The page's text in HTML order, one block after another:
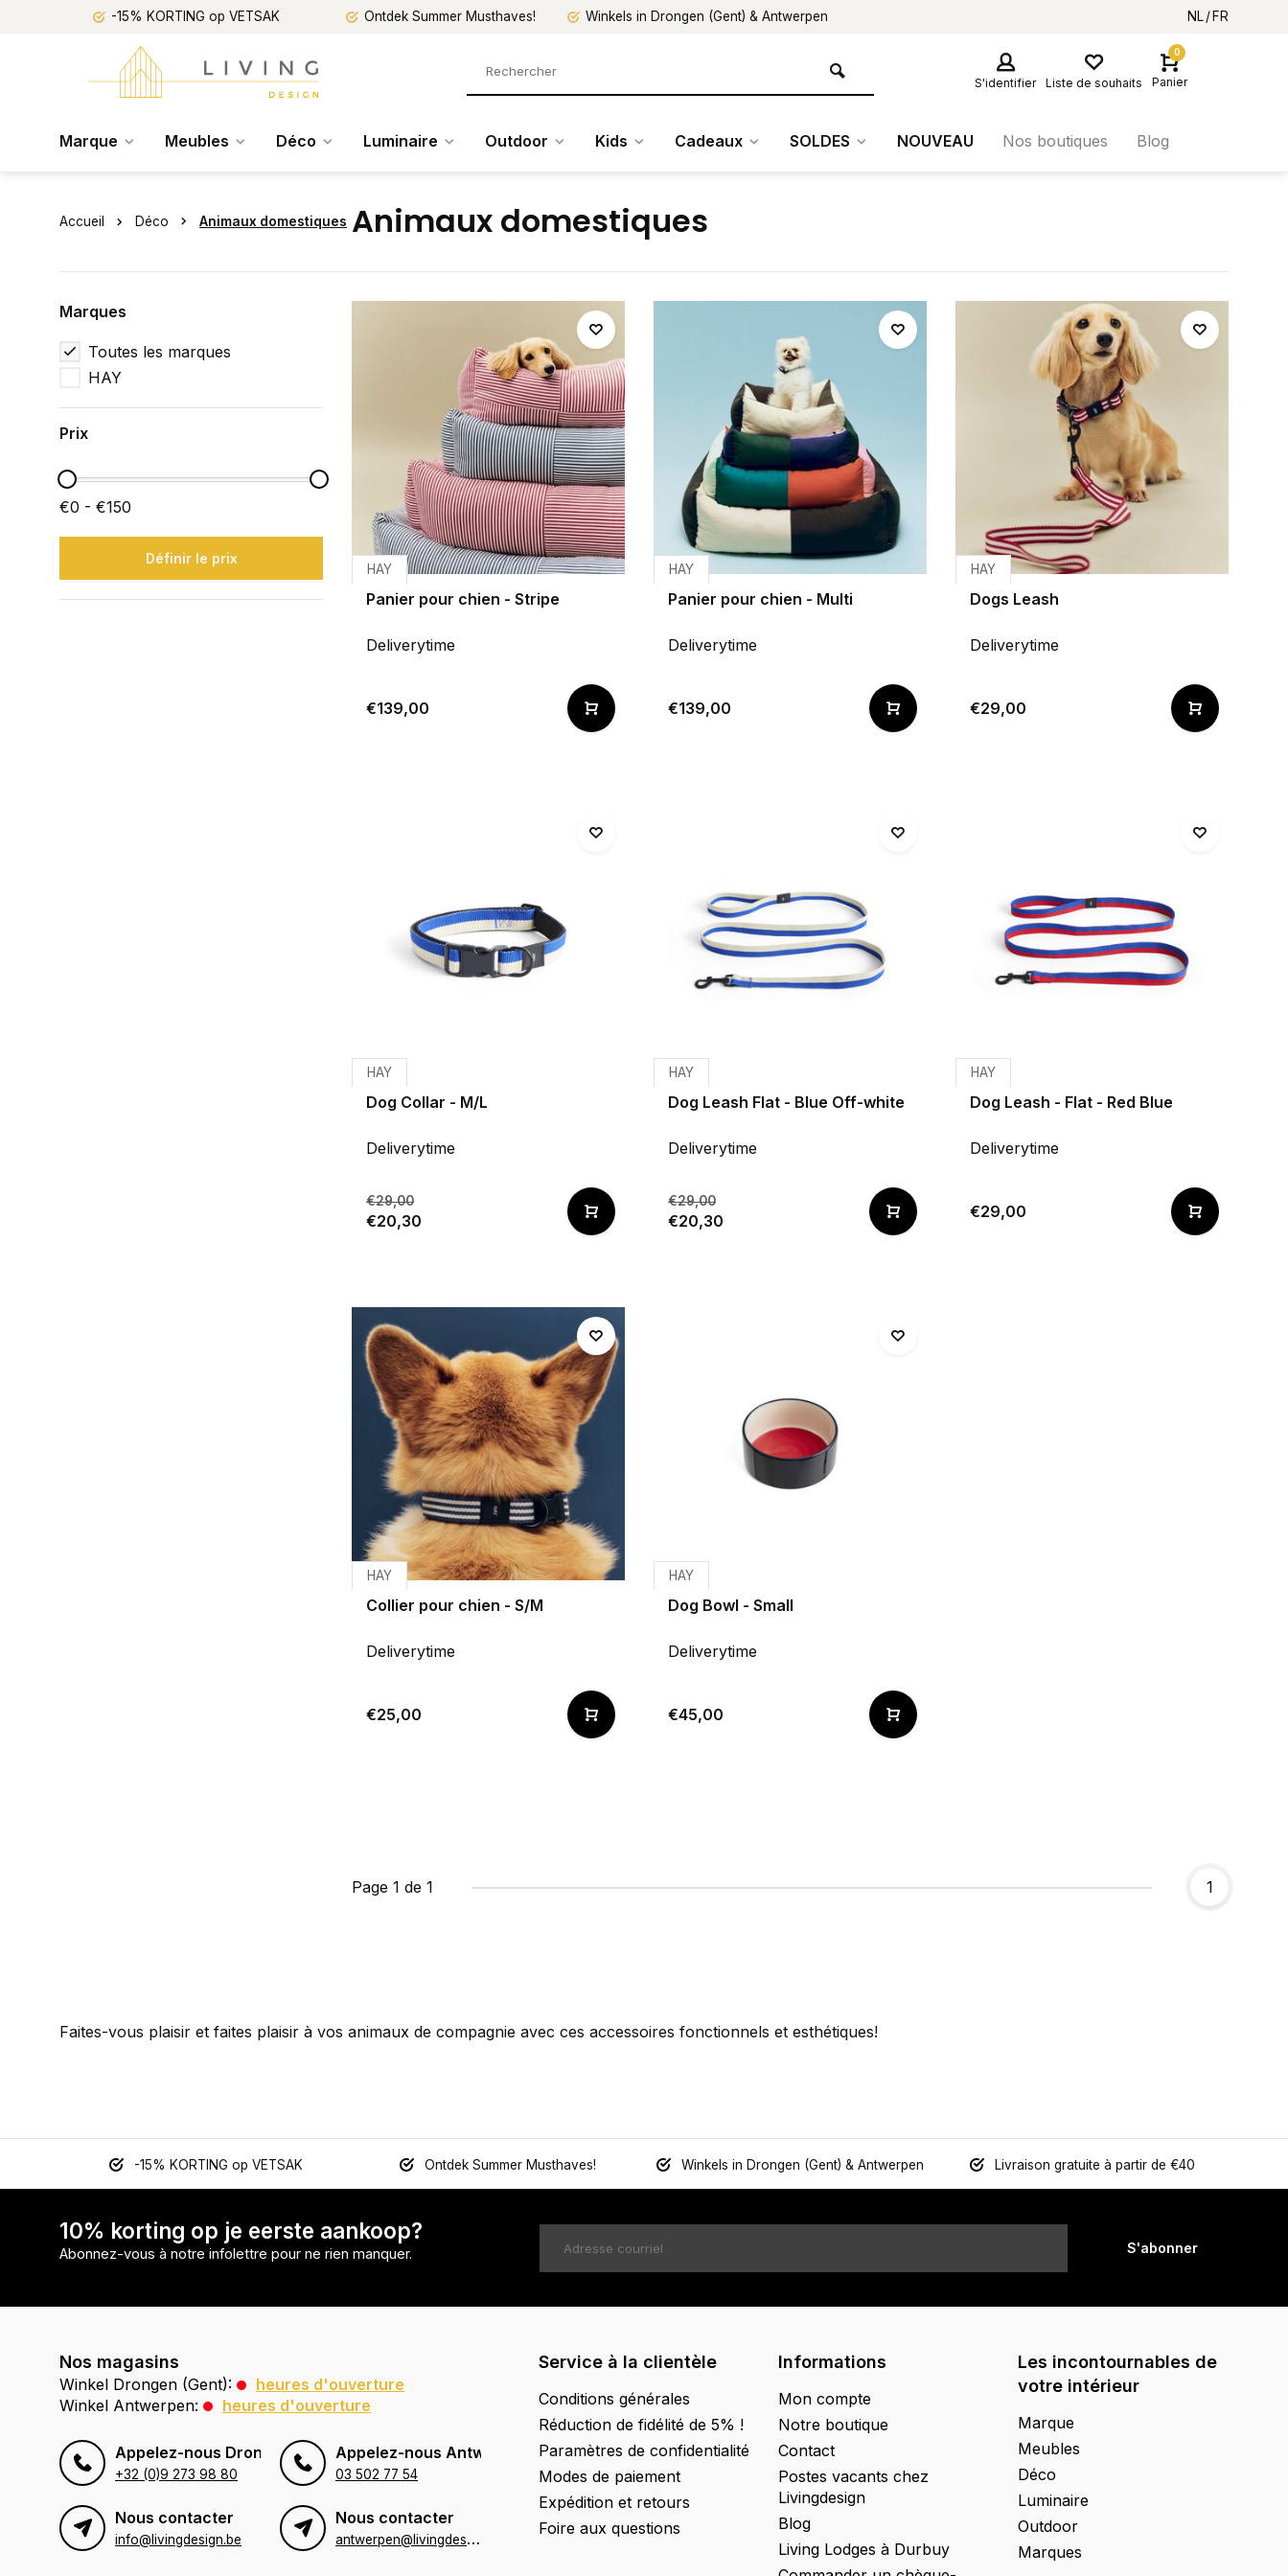
-15% KORTING op VETSAK Ontdek Summer Musthaves! Winkels in Drongen (Gent) & Antwerpen NL FR
S'identifier Liste de souhaits
0
Panier
Marque Meubles Déco Luminaire Outdoor Kids Cadeaux SOLDES NOUVEAU Nos boutiques Blog
Accueil Déco Animaux domestiques Animaux domestiques
Marques
Toutes les marques
HAY
Prix
€0 - €150
Définir le prix
HAY
Panier pour chien - Stripe
Deliverytime
€139,00
HAY
Panier pour chien - Multi
Deliverytime
€139,00
HAY
Dogs Leash
Deliverytime
€29,00
HAY
Dog Collar - M/L
Deliverytime
€29,00
€20,30
HAY
Dog Leash Flat - Blue Off-white
Deliverytime
€29,00
€20,30
HAY
Dog Leash - Flat - Red Blue
Deliverytime
€29,00
HAY
Collier pour chien - S/M
Deliverytime
€25,00
HAY
Dog Bowl - Small
Deliverytime
€45,00
Page 1 de 1 1
Faites-vous plaisir et faites plaisir à vos animaux de compagnie avec ces accessoires fonctionnels et esthétiques!
-15% KORTING op VETSAK Ontdek Summer Musthaves! Winkels in Drongen (Gent) & Antwerpen Livraison gratuite à partir de €40
10% korting op je eerste aankoop?
Abonnez-vous à notre infolettre pour ne rien manquer. S'abonner
Nos magasins
Winkel Drongen (Gent):
heures d'ouverture
Winkel Antwerpen:
heures d'ouverture
Appelez-nous Drongen (Gent)
+32 (0)9 273 98 80
Appelez-nous Antwerpen
03 502 77 54
Nous contacter
info@livingdesign.be
Nous contacter
a
ntwerpen@livingdesign.be
Service à la clientèle
Conditions générales
Réduction de fidélité de 5% !
Paramètres de confidentialité
Modes de paiement
Expédition et retours
Foire aux questions
Informations
Mon compte
Notre boutique
Contact
Postes vacants chez
Livingdesign
Blog
Living Lodges à Durbuy
Les incontournables de
votre intérieur
Marque
Meubles
Déco
Luminaire
Outdoor
Marques